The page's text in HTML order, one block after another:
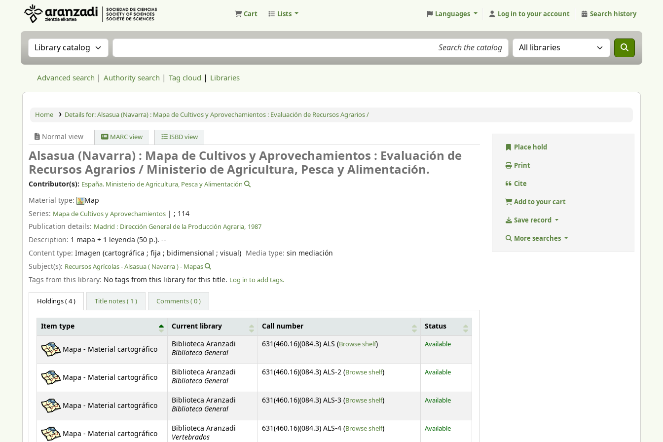
Cart Lists Languages Log in to your account Search history
Search the catalog by:Search the catalog Search the catalog in:
Advanced search Authority search Tag cloud Libraries
Home Details for:Alsasua (Navarra) : Mapa de Cultivos y Aprovechamientos : Evaluación de Recursos Agrarios /
Normal view MARC view ISBD view
Alsasua (Navarra) : Mapa de Cultivos y Aprovechamientos : Evaluación de
Recursos Agrarios / Ministerio de Agricultura, Pesca y Alimentación.
Contributor(s): España. Ministerio de Agricultura, Pesca y Alimentación
Material type:
Map
Series: Mapa de Cultivos y Aprovechamientos | ; 114
Publication details: Madrid : Dirección General de la Producción Agraria, 1987
Description: 1 mapa + 1 leyenda (50 p.). --
Content type: Imagen (cartográfica ; fija ; bidimensional ; visual) Media type:sin mediación
Subject(s): Recursos Agrícolas - Alsasua ( Navarra ) - Mapas
Tags from this library: No tags from this library for this title. Log in to add tags.
Holdings( 4 ) Title notes ( 1 ) Comments ( 0 )
Holdings
Item type Current library Call number Status
Mapa - Material cartográfico
Biblioteca Aranzadi
Biblioteca General
631(460.16)(084.3) ALS (Browse shelf(Opens below)
) Available
Mapa - Material cartográfico
Biblioteca Aranzadi
Biblioteca General
631(460.16)(084.3) ALS-2 (Browse shelf(Opens below)
) Available
Mapa - Material cartográfico
Biblioteca Aranzadi
Biblioteca General
631(460.16)(084.3) ALS-3 (Browse shelf(Opens below)
) Available
Mapa - Material cartográfico
Biblioteca Aranzadi
Vertebrados
631(460.16)(084.3) ALS-4 (Browse shelf(Opens below)
) Available
Place hold
Print
Cite
Add to your cart
Save record
More searches